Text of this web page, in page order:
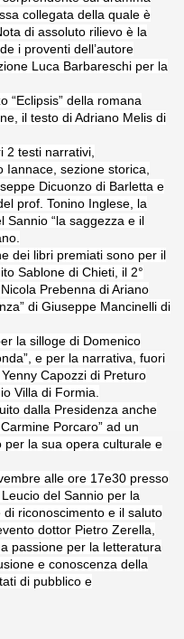
collegata della quale è
di assoluto rilievo è la
i proventi dell’autore
Luca Barbareschi per la
“Eclipsis” della romana
il testo di Adriano Melis di
2 testi narrativi,
sezione storica,
Dicuonzo di Barletta e
prof. Tonino Inglese, la
Sannio “la saggezza e il
dei libri premiati sono per il
Sablone di Chieti, il 2°
Prebenna di Ariano
di Giuseppe Mancinelli di
la silloge di Domenico
e per la narrativa, fuori
Capozzi di Preturo
Villa di Formia.
dalla Presidenza anche
Porcaro” ad un
per la sua opera culturale e
alle ore 17e30 presso
del Sannio per la
riconoscimento e il saluto
dottor Pietro Zerella,
passione per la letteratura
e conoscenza della
di pubblico e
2013)